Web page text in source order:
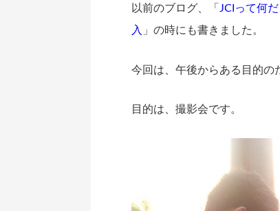
以前のブログ、「 JCIって何
入 」の時にも書きました。
今回は、午後からある目的の
目的は、撮影会です。